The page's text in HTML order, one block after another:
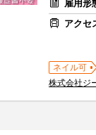
雇用形
アクセ
ネイル可
株式会社ジ